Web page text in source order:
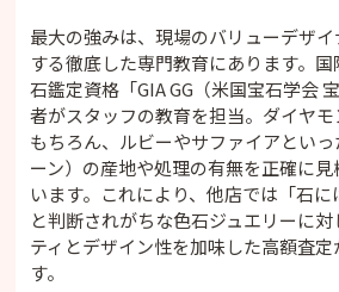
最大の強みは、現場のバリューデザ
する徹底した専門教育にあります。
石鑑定資格「GIA GG（米国宝石学会
者がスタッフの教育を担当。ダイヤ
もちろん、ルビーやサファイアとい
ーン）の産地や処理の有無を正確に
います。これにより、他店では「石に
と判断されがちな色石ジュエリーに
ティとデザイン性を加味した高額査
す。